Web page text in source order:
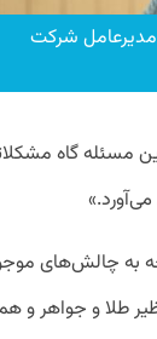
مدیرعامل شرکت
مسئله گاه
به چالش‌های
طلا و جواهر و